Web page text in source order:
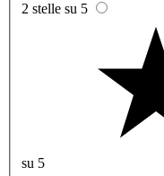
2 stelle su 5
su 5